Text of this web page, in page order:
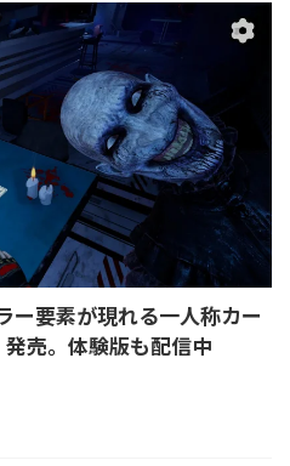
ー要素が現れる一人称カー
売。体験版も配信中